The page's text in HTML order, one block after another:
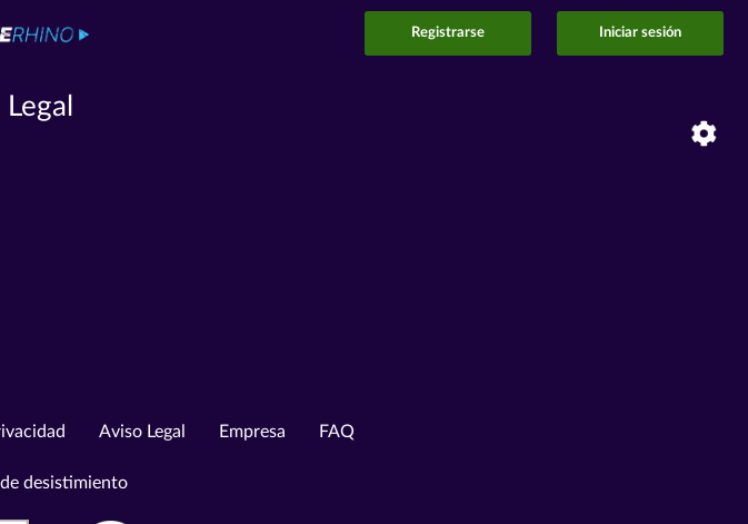
Registrarse Iniciar sesión
Aviso Legal Empresa FAQ
desistimiento